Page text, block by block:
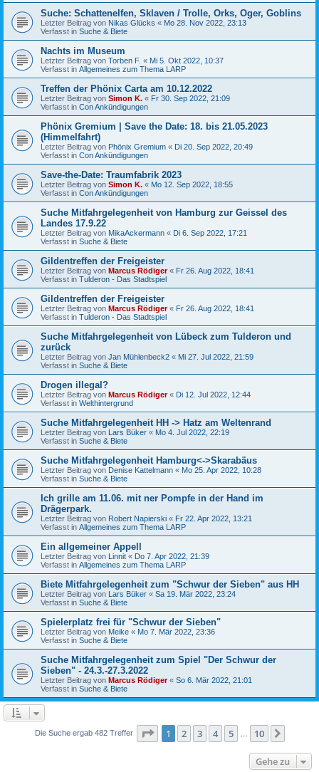
Suche: Schattenelfen, Sklaven / Trolle, Orks, Oger, Goblins
Letzter Beitrag von Nikas Glücks « Mo 28. Nov 2022, 23:13
Verfasst in Suche & Biete
Nachts im Museum
Letzter Beitrag von Torben F. « Mi 5. Okt 2022, 10:37
Verfasst in Allgemeines zum Thema LARP
Treffen der Phönix Carta am 10.12.2022
Letzter Beitrag von Simon K. « Fr 30. Sep 2022, 21:09
Verfasst in Con Ankündigungen
Phönix Gremium | Save the Date: 18. bis 21.05.2023
(Himmelfahrt)
Letzter Beitrag von Phönix Gremium « Di 20. Sep 2022, 20:49
Verfasst in Con Ankündigungen
Save-the-Date: Traumfabrik 2023
Letzter Beitrag von Simon K. « Mo 12. Sep 2022, 18:55
Verfasst in Con Ankündigungen
Suche Mitfahrgelegenheit von Hamburg zur Geissel des
Landes 17.9.22
Letzter Beitrag von MikaAckermann « Di 6. Sep 2022, 17:21
Verfasst in Suche & Biete
Gildentreffen der Freigeister
Letzter Beitrag von Marcus Rödiger« Fr 26. Aug 2022, 18:41
Verfasst in Tulderon - Das Stadtspiel
Gildentreffen der Freigeister
Letzter Beitrag von Marcus Rödiger« Fr 26. Aug 2022, 18:41
Verfasst in Tulderon - Das Stadtspiel
Suche Mitfahrgelegenheit von Lübeck zum Tulderon und
zurück
Letzter Beitrag von Jan Mühlenbeck2 « Mi 27. Jul 2022, 21:59
Verfasst in Suche & Biete
Drogen illegal?
Letzter Beitrag von Marcus Rödiger« Di 12. Jul 2022, 12:44
Verfasst in Welthintergrund
Suche Mitfahrgelegenheit HH -> Hatz am Weltenrand
Letzter Beitrag von Lars Büker « Mo 4. Jul 2022, 22:19
Verfasst in Suche & Biete
Suche Mitfahrgelegenheit Hamburg<->Skarabäus
Letzter Beitrag von Denise Kattelmann « Mo 25. Apr 2022, 10:28
Verfasst in Suche & Biete
Ich grille am 11.06. mit ner Pompfe in der Hand im
Drägerpark.
Letzter Beitrag von Robert Napierski « Fr 22. Apr 2022, 13:21
Verfasst in Allgemeines zum Thema LARP
Ein allgemeiner Appell
Letzter Beitrag von Linnit « Do 7. Apr 2022, 21:39
Verfasst in Allgemeines zum Thema LARP
Biete Mitfahrgelegenheit zum "Schwur der Sieben" aus HH
Letzter Beitrag von Lars Büker « Sa 19. Mär 2022, 23:24
Verfasst in Suche & Biete
Spielerplatz frei für "Schwur der Sieben"
Letzter Beitrag von Meike « Mo 7. Mär 2022, 23:36
Verfasst in Suche & Biete
Suche Mitfahrgelegenheit zum Spiel "Der Schwur der
Sieben" - 24.3.-27.3.2022
Letzter Beitrag von Marcus Rödiger« So 6. Mär 2022, 21:01
Verfasst in Suche & Biete
Die Suche ergab 482 Treffer Seite 1von 10
1 2 3 4 5 10
Gehe zu